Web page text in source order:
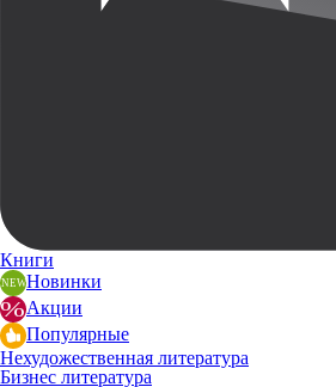
Книги
Новинки
Акции
Популярные
Нехудожественная литература
Бизнес литература